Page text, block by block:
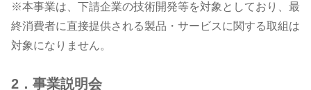
※本事業は、下請企業の技術開発等を対象としており、最
終消費者に直接提供される製品・サービスに関する取組は
対象になりません。
2．事業説明会